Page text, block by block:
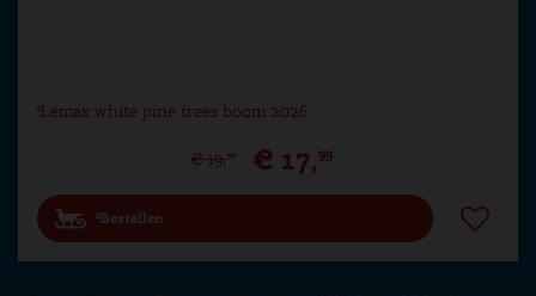
Lemax white pine trees boom 2026
€ 19,99 € 17,99
Bestellen